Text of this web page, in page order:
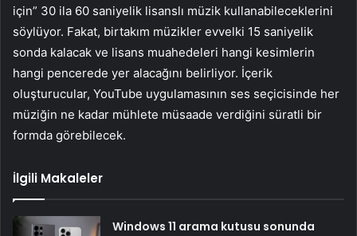
için” 30 ila 60 saniyelik lisanslı müzik kullanabileceklerini
söylüyor. Fakat, birtakım müzikler evvelki 15 saniyelik
sonda kalacak ve lisans muahedeleri hangi kesimlerin
hangi pencerede yer alacağını belirliyor. İçerik
oluşturucular, YouTube uygulamasının ses seçicisinde her
müziğin ne kadar mühlete müsaade verdiğini süratli bir
formda görebilecek.
İlgili Makaleler
Windows 11 arama kutusu sonunda